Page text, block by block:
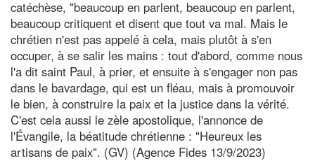
catéchèse, "beaucoup en parlent, beaucoup en parlent,
beaucoup critiquent et disent que tout va mal. Mais le
chrétien n'est pas appelé à cela, mais plutôt à s'en
occuper, à se salir les mains : tout d'abord, comme nous
l'a dit saint Paul, à prier, et ensuite à s'engager non pas
dans le bavardage, qui est un fléau, mais à promouvoir
le bien, à construire la paix et la justice dans la vérité.
C'est cela aussi le zèle apostolique, l'annonce de
l'Évangile, la béatitude chrétienne : "Heureux les
artisans de paix". (GV) (Agence Fides 13/9/2023)